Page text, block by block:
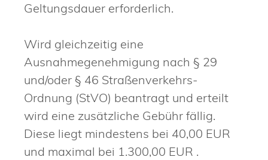
Geltungsdauer erforderlich.
Wird gleichzeitig eine
Ausnahmegenehmigung nach § 29
und/oder § 46 Straßenverkehrs-
Ordnung (StVO) beantragt und erteilt
wird eine zusätzliche Gebühr fällig.
Diese liegt mindestens bei 40,00 EUR
und maximal bei 1.300,00 EUR .